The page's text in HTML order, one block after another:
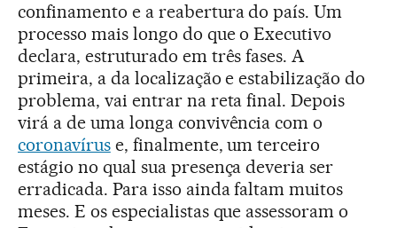
confinamento e a reabertura do país. Um
processo mais longo do que o Executivo
declara, estruturado em três fases. A
primeira, a da localização e estabilização do
problema, vai entrar na reta final. Depois
virá a de uma longa convivência com o
coronavíruse, finalmente, um terceiro
estágio no qual sua presença deveria ser
erradicada. Para isso ainda faltam muitos
meses. E os especialistas que assessoram o